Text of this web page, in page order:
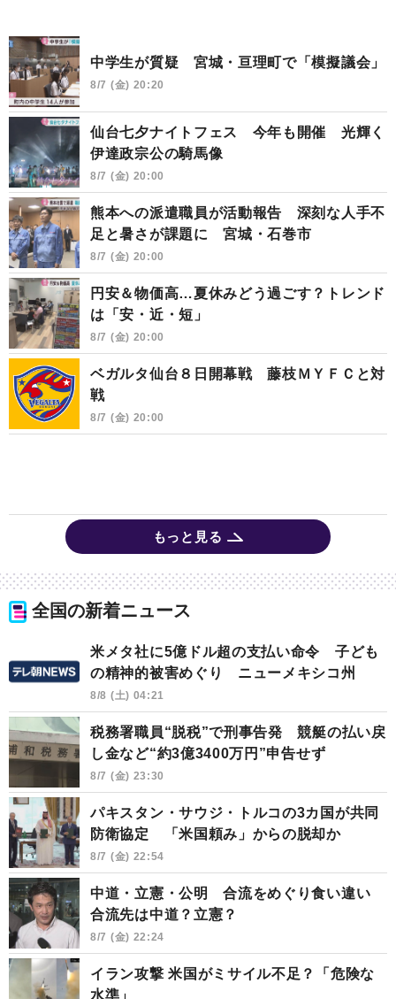
中学生が質疑 宮城・亘理町で「模擬議会」
8/7 (金) 20:20
仙台七夕ナイトフェス 今年も開催 光輝く
伊達政宗公の騎馬像
8/7 (金) 20:00
熊本への派遣職員が活動報告 深刻な人手不
足と暑さが課題に 宮城・石巻市
8/7 (金) 20:00
円安＆物価高…夏休みどう過ごす？トレンド
は「安・近・短」
8/7 (金) 20:00
ベガルタ仙台８日開幕戦 藤枝ＭＹＦＣと対
戦
8/7 (金) 20:00
もっと見る
全国の新着ニュース
米メタ社に5億ドル超の支払い命令 子ども
の精神的被害めぐり ニューメキシコ州
8/8 (土) 04:21
税務署職員“脱税”で刑事告発 競艇の払い戻
し金など“約3億3400万円”申告せず
8/7 (金) 23:30
パキスタン・サウジ・トルコの3カ国が共同
防衛協定 「米国頼み」からの脱却か
8/7 (金) 22:54
中道・立憲・公明 合流をめぐり食い違い
合流先は中道？立憲？
8/7 (金) 22:24
イラン攻撃 米国がミサイル不足？「危険な
水準」